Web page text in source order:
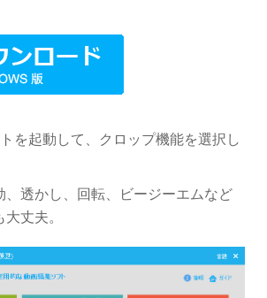
を起動して、クロップ機能を選択し
、透かし、回転、ビージーエムなど
丈夫。